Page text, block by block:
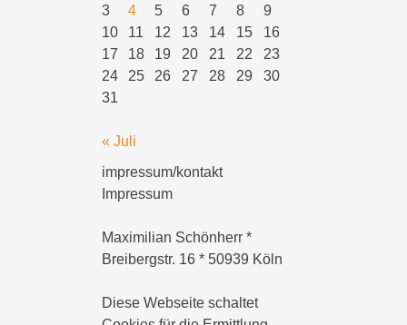
3
4 5 6 7 8
9
10
11 12 13 14 15
16
17
18 19 20 21 22
23
24
25 26 27 28 29
30
31
« Juli
impressum/kontakt
Impressum
Maximilian Schönherr *
Breibergstr. 16 * 50939 Köln
Diese Webseite schaltet